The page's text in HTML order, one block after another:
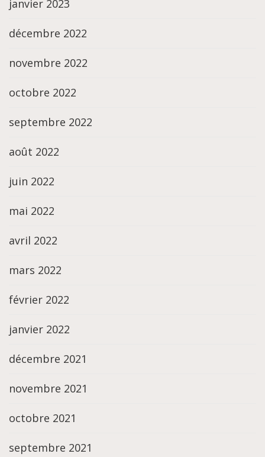
janvier 2023
décembre 2022
novembre 2022
octobre 2022
septembre 2022
août 2022
juin 2022
mai 2022
avril 2022
mars 2022
février 2022
janvier 2022
décembre 2021
novembre 2021
octobre 2021
septembre 2021